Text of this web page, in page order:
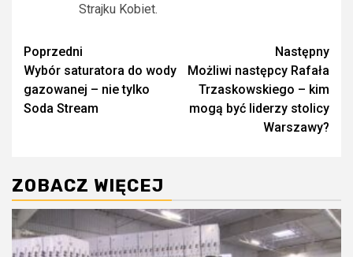
Strajku Kobiet.
Zobacz
wpisy
Poprzedni
Wybór saturatora do wody
gazowanej – nie tylko
Soda Stream
Następny
Możliwi następcy Rafała
Trzaskowskiego – kim
mogą być liderzy stolicy
Warszawy?
ZOBACZ WIĘCEJ